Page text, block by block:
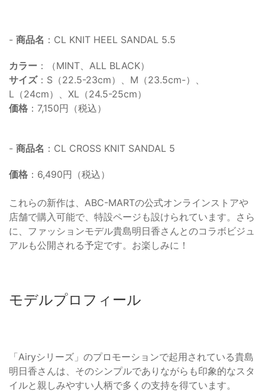
- 商品名 ：CL KNIT HEEL SANDAL 5.5
カラー ：（MINT、ALL BLACK）
サイズ：S（22.5-23cm）、M（23.5cm-）、
L（24cm）、XL（24.5-25cm）
価格 ：7,150円（税込）
- 商品名 ：CL CROSS KNIT SANDAL 5
価格 ：6,490円（税込）
これらの新作は、ABC-MARTの公式オンラインストアや
店舗で購入可能で、特設ページも設けられています。さら
に、ファッションモデル貴島明日香さんとのコラボビジュ
アルも公開される予定です。お楽しみに！
モデルプロフィール
「Airyシリーズ」のプロモーションで起用されている貴島
明日香さんは、そのシンプルでありながらも印象的なスタ
イルと親しみやすい人柄で多くの支持を得ています。